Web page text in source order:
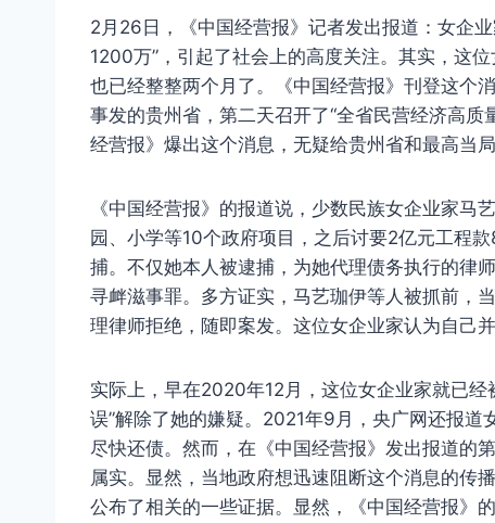
2月26日，《中国经营报》记者发出报道：女企
1200万”，引起了社会上的高度关注。其实，这
也已经整整两个月了。《中国经营报》刊登这个
事发的贵州省，第二天召开了“全省民营经济高
经营报》爆出这个消息，无疑给贵州省和最高当
《中国经营报》的报道说，少数民族女企业家
园、小学等10个政府项目，之后讨要2亿元工程
捕。不仅她本人被逮捕，为她代理债务执行的律
寻衅滋事罪。多方证实，马艺珈伊等人被抓前，
理律师拒绝，随即案发。这位女企业家认为自己并
实际上，早在2020年12月，这位女企业家就已
误”解除了她的嫌疑。2021年9月，央广网还报
尽快还债。然而，在《中国经营报》发出报道的
属实。显然，当地政府想迅速阻断这个消息的传
公布了相关的一些证据。显然，《中国经营报》